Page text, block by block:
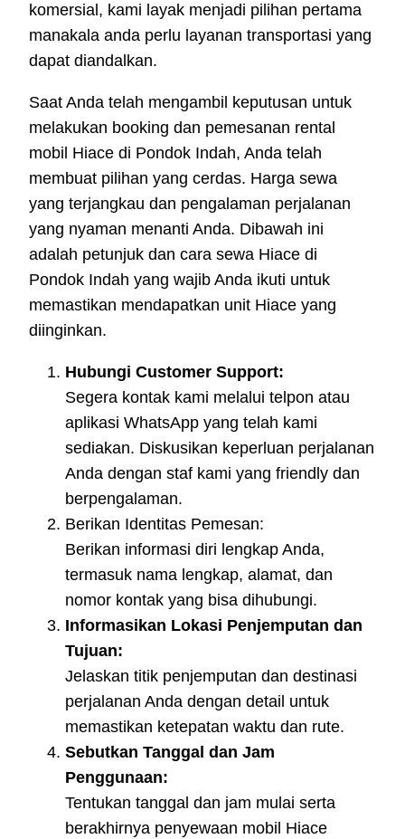
komersial, kami layak menjadi pilihan pertama
manakala anda perlu layanan transportasi yang
dapat diandalkan.
Saat Anda telah mengambil keputusan untuk
melakukan booking dan pemesanan rental
mobil Hiace di Pondok Indah, Anda telah
membuat pilihan yang cerdas. Harga sewa
yang terjangkau dan pengalaman perjalanan
yang nyaman menanti Anda. Dibawah ini
adalah petunjuk dan cara sewa Hiace di
Pondok Indah yang wajib Anda ikuti untuk
memastikan mendapatkan unit Hiace yang
diinginkan.
Hubungi Customer Support:
Segera kontak kami melalui telpon atau
aplikasi WhatsApp yang telah kami
sediakan. Diskusikan keperluan perjalanan
Anda dengan staf kami yang friendly dan
berpengalaman.
Berikan Identitas Pemesan:
Berikan informasi diri lengkap Anda,
termasuk nama lengkap, alamat, dan
nomor kontak yang bisa dihubungi.
Informasikan Lokasi Penjemputan dan
Tujuan:
Jelaskan titik penjemputan dan destinasi
perjalanan Anda dengan detail untuk
memastikan ketepatan waktu dan rute.
Sebutkan Tanggal dan Jam
Penggunaan:
Tentukan tanggal dan jam mulai serta
berakhirnya penyewaan mobil Hiace